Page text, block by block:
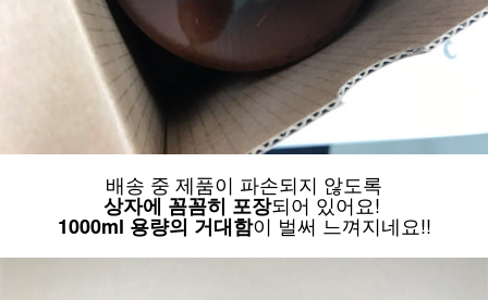
배송 중 제품이 파손되지 않도록
상자에 꼼꼼히 포장되어 있어요!
1000ml 용량의 거대함이 벌써 느껴지네요!!